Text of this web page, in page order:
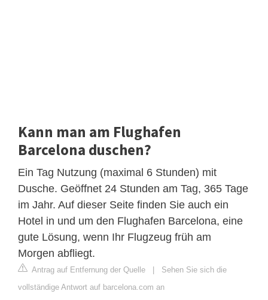
Kann man am Flughafen
Barcelona duschen?
Ein Tag Nutzung (maximal 6 Stunden) mit
Dusche. Geöffnet 24 Stunden am Tag, 365 Tage
im Jahr. Auf dieser Seite finden Sie auch ein
Hotel in und um den Flughafen Barcelona, eine
gute Lösung, wenn Ihr Flugzeug früh am
Morgen abfliegt.
Antrag auf Entfernung der Quelle | Sehen Sie sich die
vollständige Antwort auf barcelona.com an